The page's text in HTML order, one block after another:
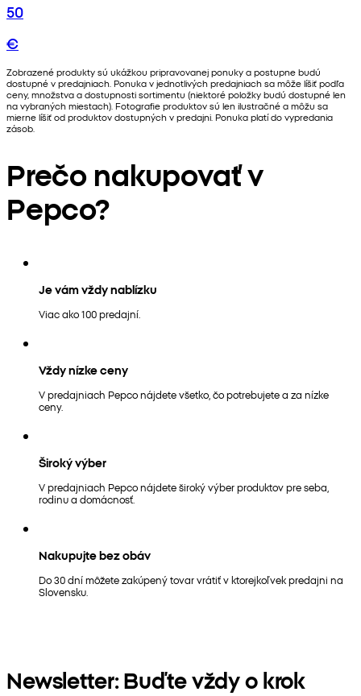
50
€
Zobrazené produkty sú ukážkou pripravovanej ponuky a postupne budú
dostupné v predajniach. Ponuka v jednotlivých predajniach sa môže líšiť podľa
ceny, množstva a dostupnosti sortimentu (niektoré položky budú dostupné len
na vybraných miestach). Fotografie produktov sú len ilustračné a môžu sa
mierne líšiť od produktov dostupných v predajni. Ponuka platí do vypredania
zásob.
Prečo nakupovať v
Pepco?
Je vám vždy nablízku
Viac ako 100 predajní.
Vždy nízke ceny
V predajniach Pepco nájdete všetko, čo potrebujete a za nízke
ceny.
Široký výber
V predajniach Pepco nájdete široký výber produktov pre seba,
rodinu a domácnosť.
Nakupujte bez obáv
Do 30 dní môžete zakúpený tovar vrátiť v ktorejkoľvek predajni na
Slovensku.
Newsletter: Buďte vždy o krok